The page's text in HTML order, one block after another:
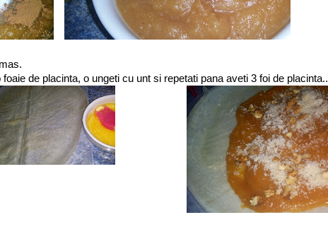
de placinta, o ungeti cu unt si repetati pana aveti 3 foi de placinta..